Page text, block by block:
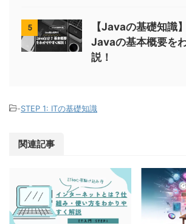
5
【Javaの基礎知識
Javaの基本概要を
説！
-STEP 1: ITの基礎知識
関連記事